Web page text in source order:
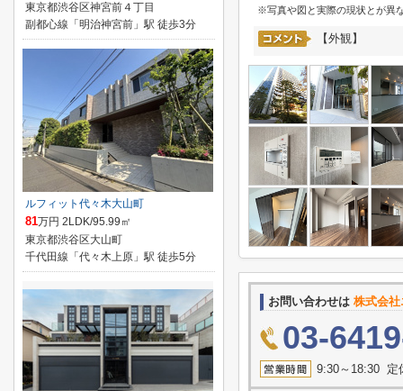
※写真や図と実際の現状とが異
【外観】
お問い合わせは 株式会
03-
9:30～18:30 定
東京都渋谷区神宮前４丁目
副都心線「明治神宮前」駅 徒歩3分
ルフィット代々木大山町
81万円 2LDK/95.99㎡
東京都渋谷区大山町
千代田線「代々木上原」駅 徒歩5分